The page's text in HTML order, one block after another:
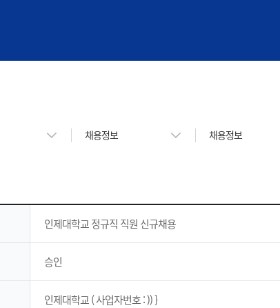
채용정보 채용정보
인제대학교 정규직 직원 신규채용
승인
인제대학교 ( 사업자번호 : )) }